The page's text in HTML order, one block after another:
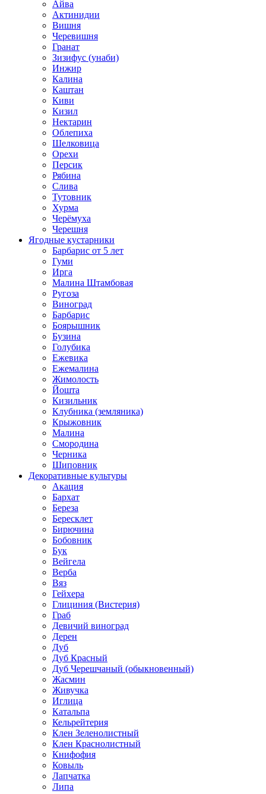
Айва
Актинидии
Вишня
Черевишня
Гранат
Зизифус (унаби)
Инжир
Калина
Каштан
Киви
Кизил
Нектарин
Облепиха
Шелковица
Орехи
Персик
Рябина
Слива
Тутовник
Хурма
Черёмуха
Черешня
Ягодные кустарники
Барбарис от 5 лет
Гуми
Ирга
Малина Штамбовая
Ругоза
Виноград
Барбарис
Боярышник
Бузина
Голубика
Ежевика
Ежемалина
Жимолость
Йошта
Кизильник
Клубника (земляника)
Крыжовник
Малина
Смородина
Черника
Шиповник
Декоративные культуры
Акация
Бархат
Береза
Бересклет
Бирючина
Бобовник
Бук
Вейгела
Верба
Вяз
Гейхера
Глициния (Вистерия)
Граб
Девичий виноград
Дерен
Дуб
Дуб Красный
Дуб Черешчаный (обыкновенный)
Жасмин
Живучка
Иглица
Катальпа
Кельрейтерия
Клен Зеленолистный
Клен Краснолистный
Книфофия
Ковыль
Лапчатка
Липа